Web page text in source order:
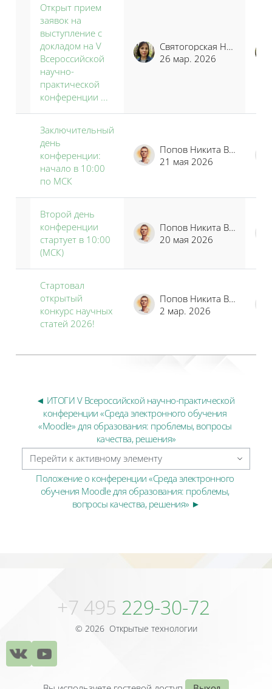
Открыт прием
заявок на
выступление с
докладом на V
Всероссийской
научно-
практической
конференции ...
Святогорская Наталья Владимировна
26 мар. 2026
Заключительный
день
конференции:
начало в 10:00
по МСК
Попов Никита Владимирович
21 мая 2026
Второй день
конференции
стартует в 10:00
(МСК)
Попов Никита Владимирович
20 мая 2026
Стартовал
открытый
конкурс научных
статей 2026!
Попов Никита Владимирович
2 мар. 2026
◄ ИТОГИ V Всероссийской научно-практической
конференции «Среда электронного обучения
«Moodle» для образования: проблемы, вопросы
качества, решения»
Перейти к активному элементу
Положение о конференции «Среда электронного
обучения Moodle для образования: проблемы,
вопросы качества, решения» ►
+7 495 229-30-72
© 2026 Открытые технологии